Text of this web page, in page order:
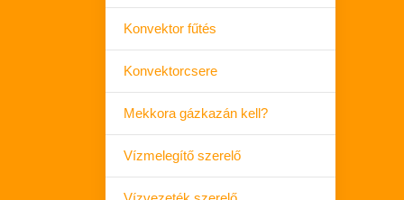
Konvektor fűtés
Konvektorcsere
Mekkora gázkazán kell?
Vízmelegítő szerelő